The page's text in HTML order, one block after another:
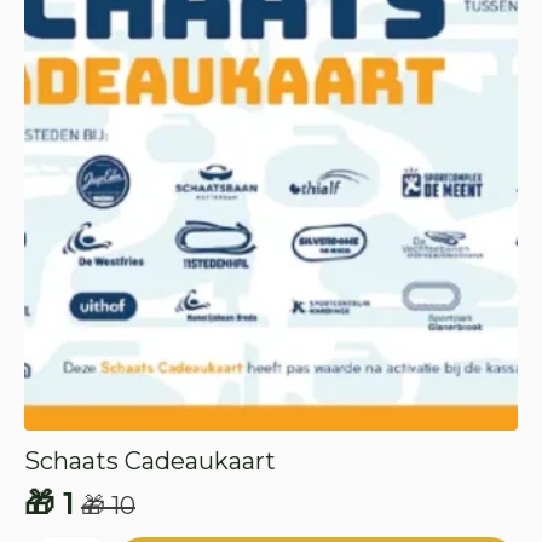
Schaats Cadeaukaart
🎁10
Oorspronkelijke
🎁 1
Huidige